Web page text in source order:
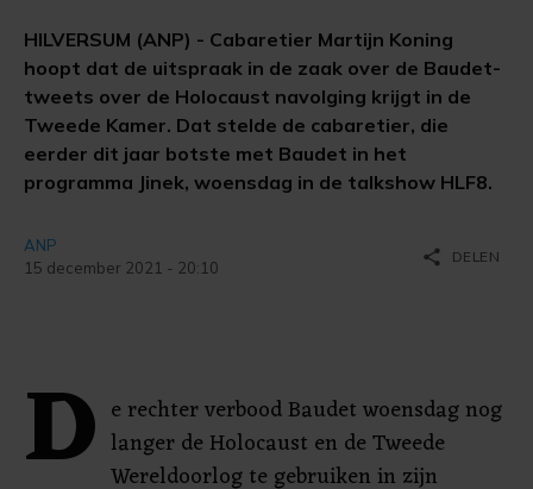
HILVERSUM (ANP) - Cabaretier Martijn Koning
hoopt dat de uitspraak in de zaak over de Baudet-
tweets over de Holocaust navolging krijgt in de
Tweede Kamer. Dat stelde de cabaretier, die
eerder dit jaar botste met Baudet in het
programma Jinek, woensdag in de talkshow HLF8.
ANP
15 december 2021 - 20:10
share DELEN
D e rechter verbood Baudet woensdag nog
langer de Holocaust en de Tweede
Wereldoorlog te gebruiken in zijn